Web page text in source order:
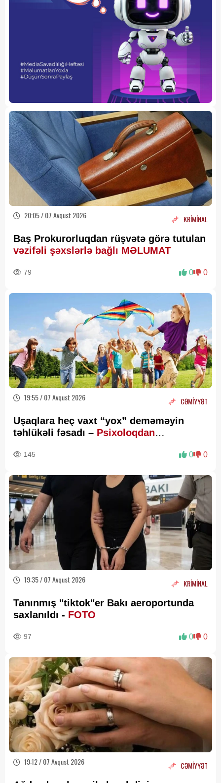
20:05 / 07 Avqust 2026 KRİMİNAL
Baş Prokurorluqdan rüşvətə görə tutulan
vəzifəli şəxslərlə bağlı MƏLUMAT
79 0 0
19:55 / 07 Avqust 2026 CƏMİYYƏT
Uşaqlara heç vaxt “yox” deməməyin
təhlükəli fəsadı – Psixoloqdan
145 0 0
19:35 / 07 Avqust 2026 KRİMİNAL
Tanınmış "tiktok"er Bakı aeroportunda
saxlanıldı - FOTO
97 0 0
19:12 / 07 Avqust 2026 CƏMİYYƏT